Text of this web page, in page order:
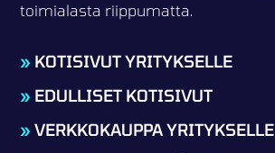
toimialasta riippumatta.
» KOTISIVUT YRITYKSELLE
» EDULLISET KOTISIVUT
» VERKKOKAUPPA YRITYKSELLE